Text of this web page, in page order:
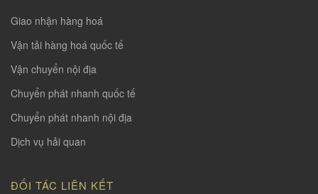
Giao nhận hàng hoá
Vận tải hàng hoá quốc tế
Vận chuyển nội địa
Chuyển phát nhanh quốc tế
Chuyển phát nhanh nội địa
Dịch vụ hải quan
ĐỐI TÁC LIÊN KẾT